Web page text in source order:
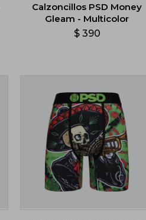
Calzoncillos PSD Money
Gleam - Multicolor
$ 390